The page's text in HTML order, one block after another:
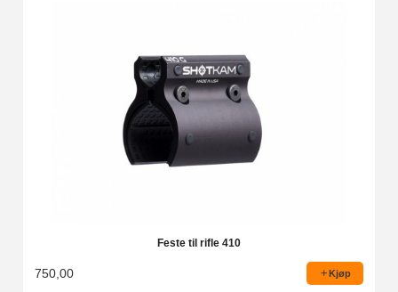
Feste til rifle 410
750,00 Kjøp